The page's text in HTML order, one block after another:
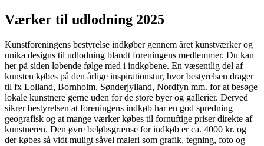
Værker til udlodning 2025
Kunstforeningens bestyrelse indkøber gennem året kunstværker og
unika designs til udlodning blandt foreningens medlemmer. Du kan
her på siden løbende følge med i indkøbene. En væsentlig del af
kunsten købes på den årlige inspirationstur, hvor bestyrelsen drager
til fx Lolland, Bornholm, Sønderjylland, Nordfyn mm. for at besøge
lokale kunstnere gerne uden for de store byer og gallerier. Derved
sikrer bestyrelsen at foreningens indkøb har en god spredning
geografisk og at mange værker købes til fornuftige priser direkte af
kunstneren. Den øvre beløbsgrænse for indkøb er ca. 4000 kr. og
der købes så vidt muligt såvel maleri som grafik, tegning, foto og